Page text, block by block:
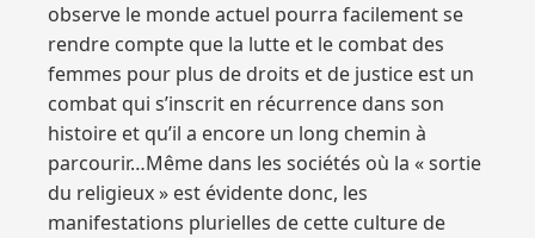
observe le monde actuel pourra facilement se
rendre compte que la lutte et le combat des
femmes pour plus de droits et de justice est un
combat qui s’inscrit en récurrence dans son
histoire et qu’il a encore un long chemin à
parcourir…Même dans les sociétés où la « sortie
du religieux » est évidente donc, les
manifestations plurielles de cette culture de